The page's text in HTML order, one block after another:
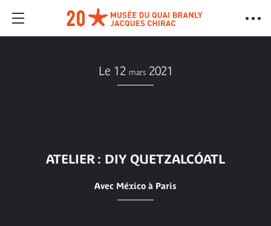
Le 12 mars 2021
ATELIER : DIY QUETZALCÓATL
Avec México à Paris